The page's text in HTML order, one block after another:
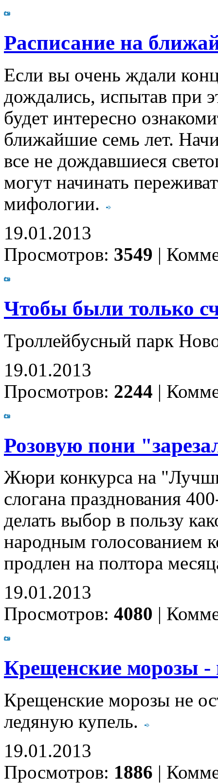
Расписание на
Если вы очень ждали
дождались, испытав при
будет интересно
ближайшие семь лет.
все не дождавшиеся
могут начинать
мифологии.
19.01.2013
Просмотров: 3549 |
Чтобы были только
Троллейбусный парк
19.01.2013
Просмотров: 2244 |
Розовую пони
Жюри конкурса на
слогана празднования
делать выбор в пользу
народным голосованием
продлен на полтора
19.01.2013
Просмотров: 4080 |
Крещенские морозы -
Крещенские морозы не
ледяную купель.
19.01.2013
Просмотров: 1886 |